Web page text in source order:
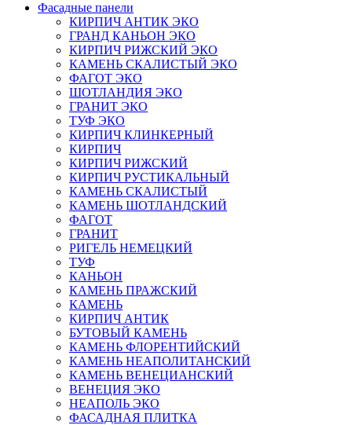
Фасадные панели
КИРПИЧ АНТИК ЭКО
ГРАНД КАНЬОН ЭКО
КИРПИЧ РИЖСКИЙ ЭКО
КАМЕНЬ СКАЛИСТЫЙ ЭКО
ФАГОТ ЭКО
ШОТЛАНДИЯ ЭКО
ГРАНИТ ЭКО
ТУФ ЭКО
КИРПИЧ КЛИНКЕРНЫЙ
КИРПИЧ
КИРПИЧ РИЖСКИЙ
КИРПИЧ РУСТИКАЛЬНЫЙ
КАМЕНЬ СКАЛИСТЫЙ
КАМЕНЬ ШОТЛАНДСКИЙ
ФАГОТ
ГРАНИТ
РИГЕЛЬ НЕМЕЦКИЙ
ТУФ
КАНЬОН
КАМЕНЬ ПРАЖСКИЙ
КАМЕНЬ
КИРПИЧ АНТИК
БУТОВЫЙ КАМЕНЬ
КАМЕНЬ ФЛОРЕНТИЙСКИЙ
КАМЕНЬ НЕАПОЛИТАНСКИЙ
КАМЕНЬ ВЕНЕЦИАНСКИЙ
ВЕНЕЦИЯ ЭКО
НЕАПОЛЬ ЭКО
ФАСАДНАЯ ПЛИТКА